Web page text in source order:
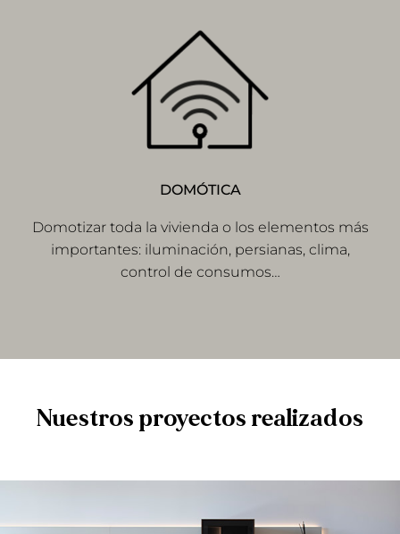
DOMÓTICA
Domotizar toda la vivienda o los elementos más
importantes: iluminación, persianas, clima,
control de consumos…
Nuestros proyectos realizados